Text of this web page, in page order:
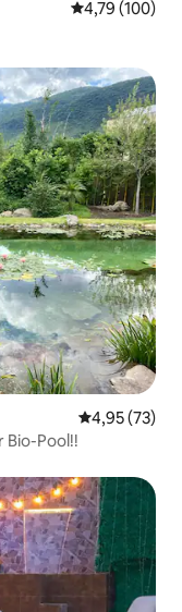
4,79 (100)
4,95 (73)
Pool!!